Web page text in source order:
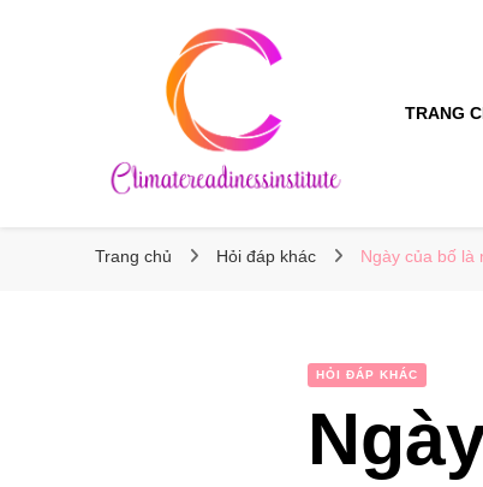
TRANG
Trang chủ Hỏi đáp khác Ngày của bố là
HỎI ĐÁP KHÁC